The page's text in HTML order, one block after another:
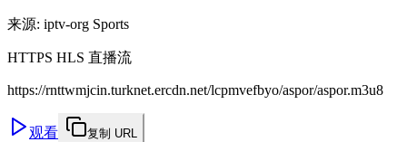
来源: iptv-org Sports
HTTPS HLS 直播流
https://rnttwmjcin.turknet.ercdn.net/lcpmvefbyo/aspor/aspor.m3u8
观看 复制 URL